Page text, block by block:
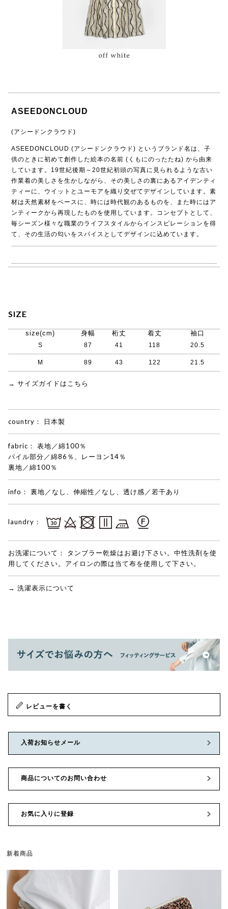
ASEEDONCLOUD
(アシードンクラウド)
ASEEDONCLOUD (アシードンクラウド) というブランド名は、子
供のときに初めて創作した絵本の名前 (くもにのったたね) から由来
しています。19世紀後期～20世紀初頭の写真に見られるような古い
作業着の美しさを生かしながら、その美しさの裏にあるアイデンティ
ティーに、ウイットとユーモアを織り交ぜてデザインしています。素
材は天然素材をベースに、時には時代観のあるものを、また時にはア
ンティークから再現したものを使用しています。コンセプトとして、
毎シーズン様々な職業のライフスタイルからインスピレーションを得
て、その生活の匂いをスパイスとしてデザインに込めています。
SIZE
size(cm) 身幅 桁丈 着丈 袖口
S 87 41 118 20.5
M 89 43 122 21.5
→ サイズガイドはこちら
country： 日本製
fabric：
表地／綿100％
パイル部分／綿86％、レーヨン14％
裏地／綿100％
info： 裏地／なし、伸縮性／なし、透け感／若干あり
laundry：
お洗濯について：
タンブラー乾燥はお避け下さい。中性洗剤を使
用してください。アイロンの際は当て布を使用して下さい。
→ 洗濯表示について
レビューを書く
入荷お知らせメール
商品についてのお問い合わせ
お気に入りに登録
新着商品